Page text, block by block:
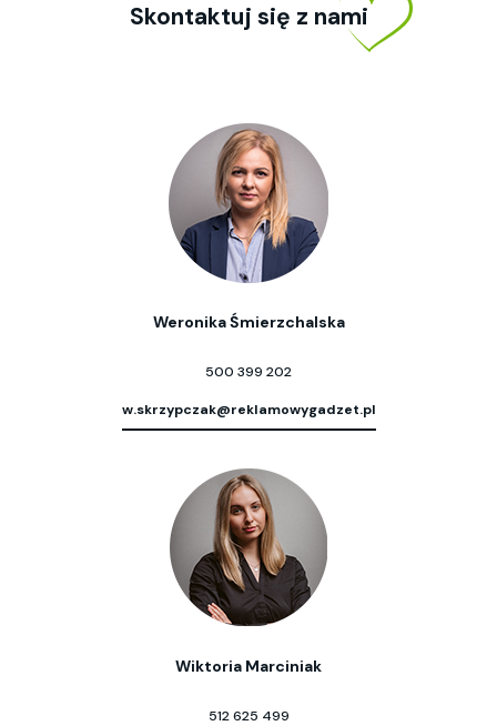
Skontaktuj się z nami
Weronika Śmierzchalska
500 399 202
w.skrzypczak@reklamowygadzet.pl
Wiktoria Marciniak
512 625 499